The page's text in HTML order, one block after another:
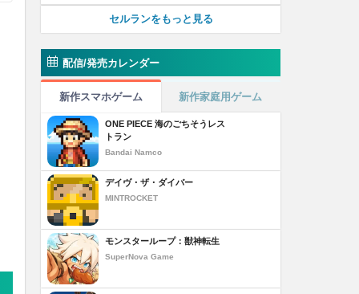
セルランをもっと見る
配信/発売カレンダー
新作スマホゲーム 新作家庭用ゲーム
ONE PIECE 海のごちそうレス
トラン
Bandai Namco
デイヴ・ザ・ダイバー
MINTROCKET
モンスターループ：獣神転生
SuperNova Game